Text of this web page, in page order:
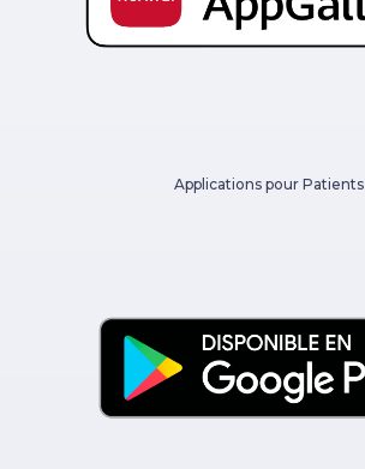
Applications pour Patients